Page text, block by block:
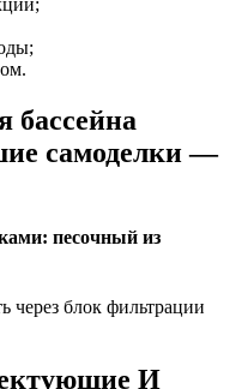
бассейна
самоделки —
песочный из
через блок фильтрации
И